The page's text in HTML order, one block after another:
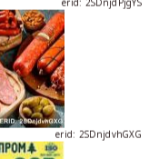
erid: 2SDnjdvhGXG